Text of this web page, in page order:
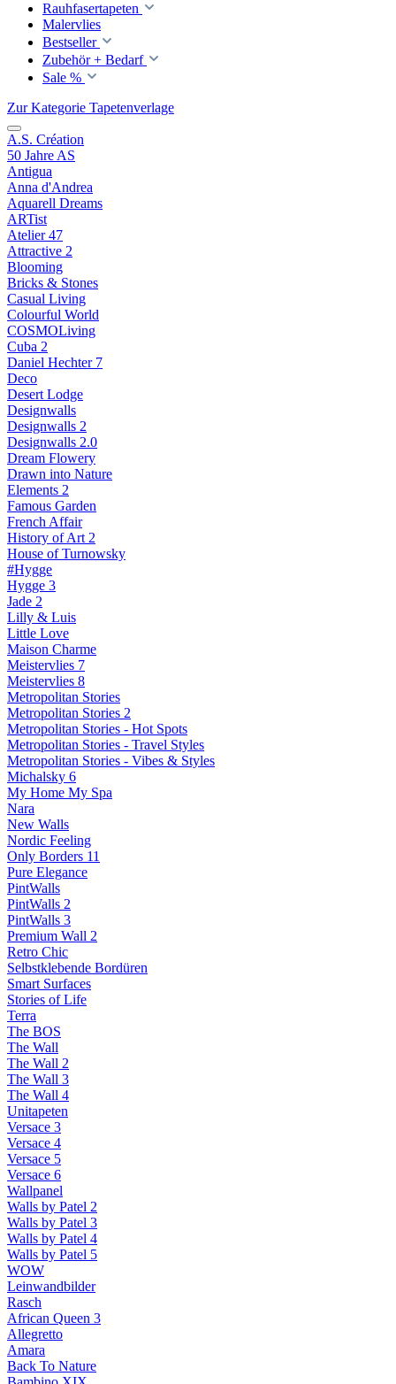
Rauhfasertapeten
Malervlies
Bestseller
Zubehör + Bedarf
Sale %
Zur Kategorie Tapetenverlage
A.S. Création
50 Jahre AS
Antigua
Anna d'Andrea
Aquarell Dreams
ARTist
Atelier 47
Attractive 2
Blooming
Bricks & Stones
Casual Living
Colourful World
COSMOLiving
Cuba 2
Daniel Hechter 7
Deco
Desert Lodge
Designwalls
Designwalls 2
Designwalls 2.0
Dream Flowery
Drawn into Nature
Elements 2
Famous Garden
French Affair
History of Art 2
House of Turnowsky
#Hygge
Hygge 3
Jade 2
Lilly & Luis
Little Love
Maison Charme
Meistervlies 7
Meistervlies 8
Metropolitan Stories
Metropolitan Stories 2
Metropolitan Stories - Hot Spots
Metropolitan Stories - Travel Styles
Metropolitan Stories - Vibes & Styles
Michalsky 6
My Home My Spa
Nara
New Walls
Nordic Feeling
Only Borders 11
Pure Elegance
PintWalls
PintWalls 2
PintWalls 3
Premium Wall 2
Retro Chic
Selbstklebende Bordüren
Smart Surfaces
Stories of Life
Terra
The BOS
The Wall
The Wall 2
The Wall 3
The Wall 4
Unitapeten
Versace 3
Versace 4
Versace 5
Versace 6
Wallpanel
Walls by Patel 2
Walls by Patel 3
Walls by Patel 4
Walls by Patel 5
WOW
Leinwandbilder
Rasch
African Queen 3
Allegretto
Amara
Back To Nature